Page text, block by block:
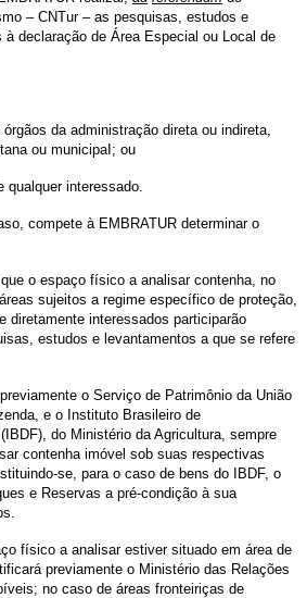
– CNTur – as pesquisas, estudos e
declaração de Área Especial ou Local de
da administração direta ou indireta,
ou municipaI; ou
interessado.
compete à EMBRATUR determinar o
o espaço físico a analisar contenha, no
sujeitos a regime específico de proteção,
diretamente interessados participarão
estudos e levantamentos a que se refere
o Serviço de Patrimônio da União
e o Instituto Brasileiro de
do Ministério da Agricultura, sempre
contenha imóvel sob suas respectivas
se, para o caso de bens do IBDF, o
e Reservas a pré-condição à sua
físico a analisar estiver situado em área de
previamente o Ministério das Relações
no caso de áreas fronteiriças de